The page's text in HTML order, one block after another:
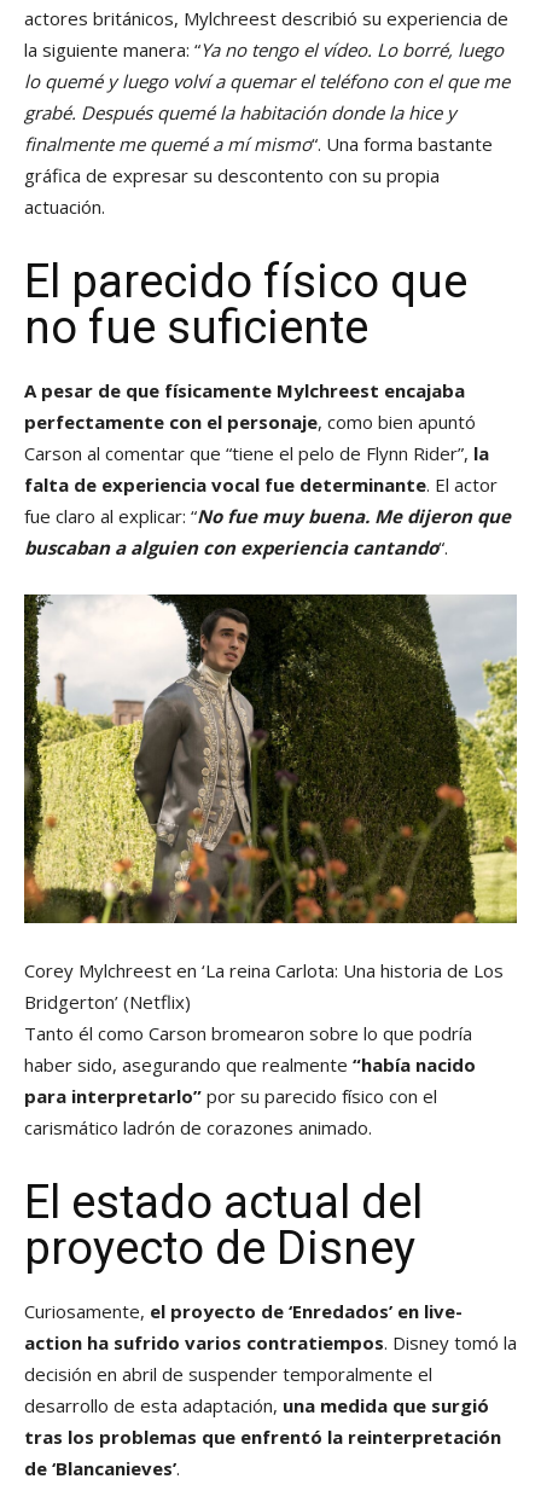
actores británicos, Mylchreest describió su experiencia de
la siguiente manera: “Ya no tengo el vídeo. Lo borré, luego
lo quemé y luego volví a quemar el teléfono con el que me
grabé. Después quemé la habitación donde la hice y
finalmente me quemé a mí mismo“. Una forma bastante
gráfica de expresar su descontento con su propia
actuación.
El parecido físico que
no fue suficiente
A pesar de que físicamente Mylchreest encajaba
perfectamente con el personaje, como bien apuntó
Carson al comentar que “tiene el pelo de Flynn Rider”, la
falta de experiencia vocal fue determinante. El actor
fue claro al explicar: “No fue muy buena. Me dijeron que
buscaban a alguien con experiencia cantando“.
Corey Mylchreest en ‘La reina Carlota: Una historia de Los
Bridgerton’ (Netflix)
Tanto él como Carson bromearon sobre lo que podría
haber sido, asegurando que realmente “había nacido
para interpretarlo” por su parecido físico con el
carismático ladrón de corazones animado.
El estado actual del
proyecto de Disney
Curiosamente, el proyecto de ‘Enredados’ en live-
action ha sufrido varios contratiempos. Disney tomó la
decisión en abril de suspender temporalmente el
desarrollo de esta adaptación, una medida que surgió
tras los problemas que enfrentó la reinterpretación
de ‘Blancanieves’.